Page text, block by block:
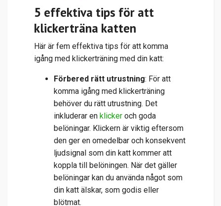
5 effektiva tips för att
klickerträna katten
Här är fem effektiva tips för att komma
igång med klickerträning med din katt:
Förbered rätt utrustning: För att
komma igång med klickerträning
behöver du rätt utrustning. Det
inkluderar en klicker och goda
belöningar. Klickern är viktig eftersom
den ger en omedelbar och konsekvent
ljudsignal som din katt kommer att
koppla till belöningen. När det gäller
belöningar kan du använda något som
din katt älskar, som godis eller
blötmat.